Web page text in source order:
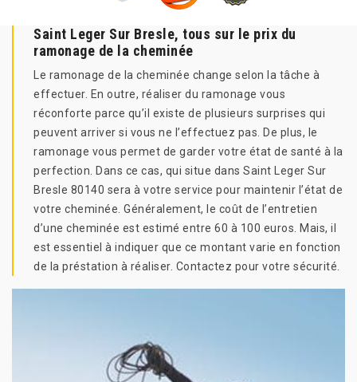
Saint Leger Sur Bresle, tous sur le prix du
ramonage de la cheminée
Le ramonage de la cheminée change selon la tâche à
effectuer. En outre, réaliser du ramonage vous
réconforte parce qu’il existe de plusieurs surprises qui
peuvent arriver si vous ne l’effectuez pas. De plus, le
ramonage vous permet de garder votre état de santé à la
perfection. Dans ce cas, qui situe dans Saint Leger Sur
Bresle 80140 sera à votre service pour maintenir l’état de
votre cheminée. Généralement, le coût de l’entretien
d’une cheminée est estimé entre 60 à 100 euros. Mais, il
est essentiel à indiquer que ce montant varie en fonction
de la préstation à réaliser. Contactez pour votre sécurité.